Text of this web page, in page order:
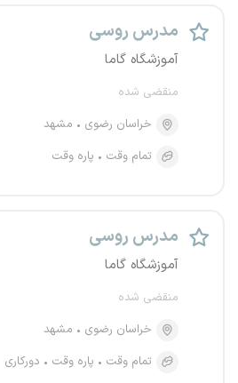
مدرس روسی
آموزشگاه گاما
منقضی شده
خراسان رضوی
مشهد
تمام وقت
پاره وقت
مدرس روسی
آموزشگاه گاما
منقضی شده
خراسان رضوی
مشهد
تمام وقت
پاره وقت دورکاری